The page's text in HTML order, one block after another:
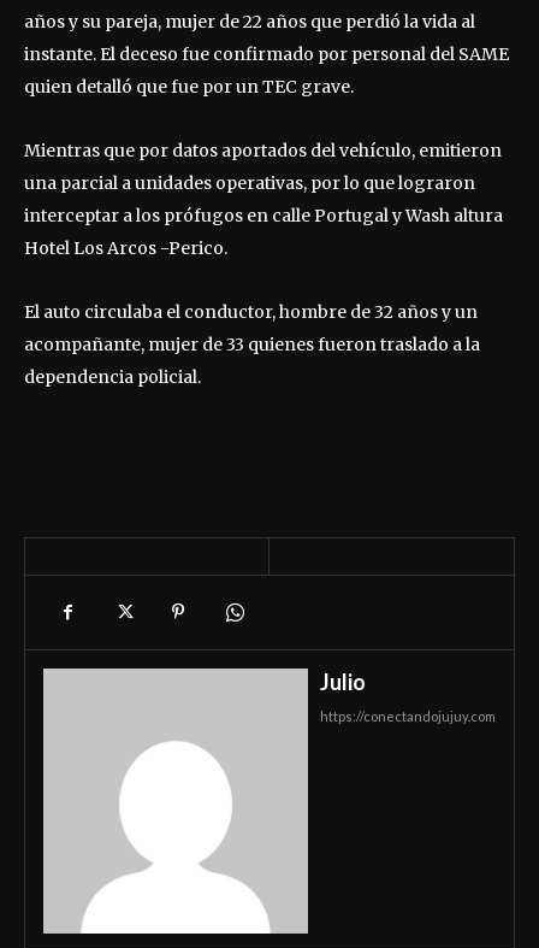
años y su pareja, mujer de 22 años que perdió la vida al
instante. El deceso fue confirmado por personal del SAME
quien detalló que fue por un TEC grave.
Mientras que por datos aportados del vehículo, emitieron
una parcial a unidades operativas, por lo que lograron
interceptar a los prófugos en calle Portugal y Wash altura
Hotel Los Arcos -Perico.
El auto circulaba el conductor, hombre de 32 años y un
acompañante, mujer de 33 quienes fueron traslado a la
dependencia policial.
Julio
https://conectandojujuy.com